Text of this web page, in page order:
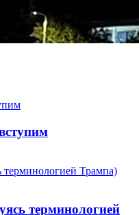
терминологией